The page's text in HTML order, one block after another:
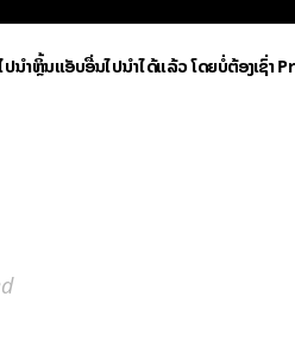
ປນຳຫຼິ້ນແອັບອື່ນໄປນຳໄດ້ແລ້ວ ໂດຍບໍ່ຕ້ອງເຊົ່າ